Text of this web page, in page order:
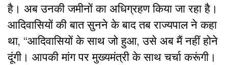
है। अब उनकी जमीनों का अधिग्रहण किया जा रहा है।
आदिवासियों की बात सुनने के बाद तब राज्यपाल ने कहा
था, “आदिवासियों के साथ जो हुआ, उसे अब मैं नहीं होने
दूंगी। आपकी मांग पर मुख्यमंत्री के साथ चर्चा करूंगी।